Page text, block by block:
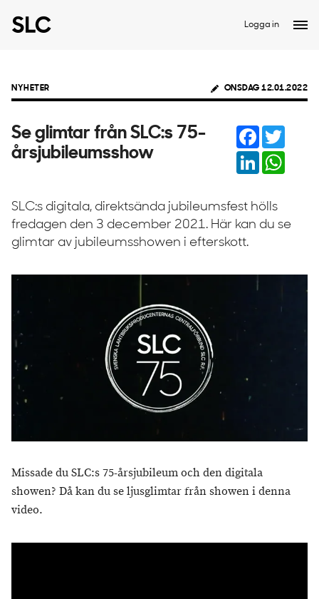
Logga in
NYHETER ONSDAG 12.01.2022
Se glimtar från SLC:s 75-
årsjubileumsshow
Facebook
LinkedIn
SLC:s digitala, direktsända jubileumsfest hölls
fredagen den 3 december 2021. Här kan du se
glimtar av jubileumsshowen i efterskott.
Missade du SLC:s 75-årsjubileum och den digitala
showen? Då kan du se ljusglimtar från showen i denna
video.